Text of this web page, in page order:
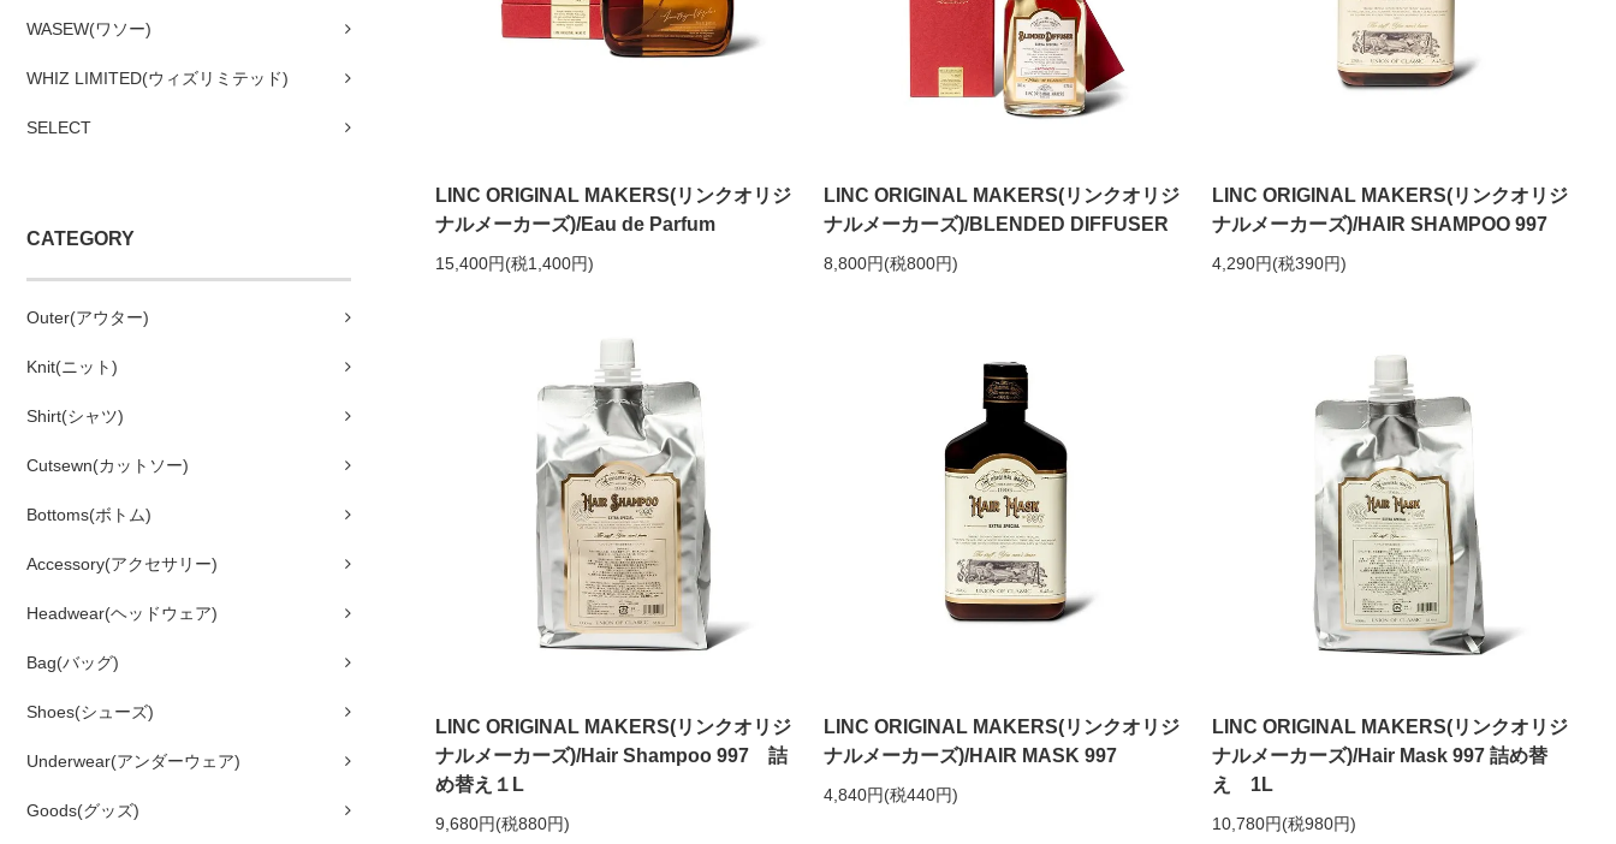
WASEW(ワソー)
WHIZ LIMITED(ウィズリミテッド)
SELECT
CATEGORY
Outer(アウター)
Knit(ニット)
Shirt(シャツ)
Cutsewn(カットソー)
Bottoms(ボトム)
Accessory(アクセサリー)
Headwear(ヘッドウェア)
Bag(バッグ)
Shoes(シューズ)
Underwear(アンダーウェア)
Goods(グッズ)
LINC ORIGINAL MAKERS(リンクオリジ
ナルメーカーズ)/Eau de Parfum
15,400円(税1,400円)
LINC ORIGINAL MAKERS(リンクオリジ
ナルメーカーズ)/BLENDED DIFFUSER
8,800円(税800円)
LINC ORIGINAL MAKERS(リンクオリジ
ナルメーカーズ)/HAIR SHAMPOO 997
4,290円(税390円)
LINC ORIGINAL MAKERS(リンクオリジ
ナルメーカーズ)/Hair Shampoo 997 詰
め替え１L
9,680円(税880円)
LINC ORIGINAL MAKERS(リンクオリジ
ナルメーカーズ)/HAIR MASK 997
4,840円(税440円)
LINC ORIGINAL MAKERS(リンクオリジ
ナルメーカーズ)/Hair Mask 997 詰め替
え 1L
10,780円(税980円)